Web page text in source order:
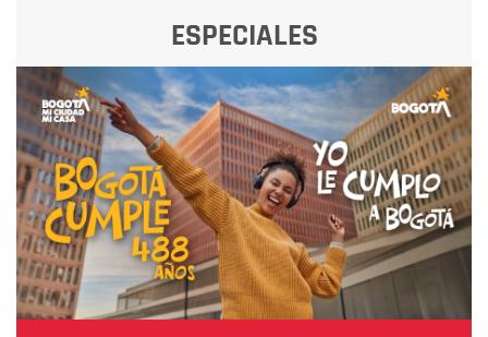
ESPECIALES